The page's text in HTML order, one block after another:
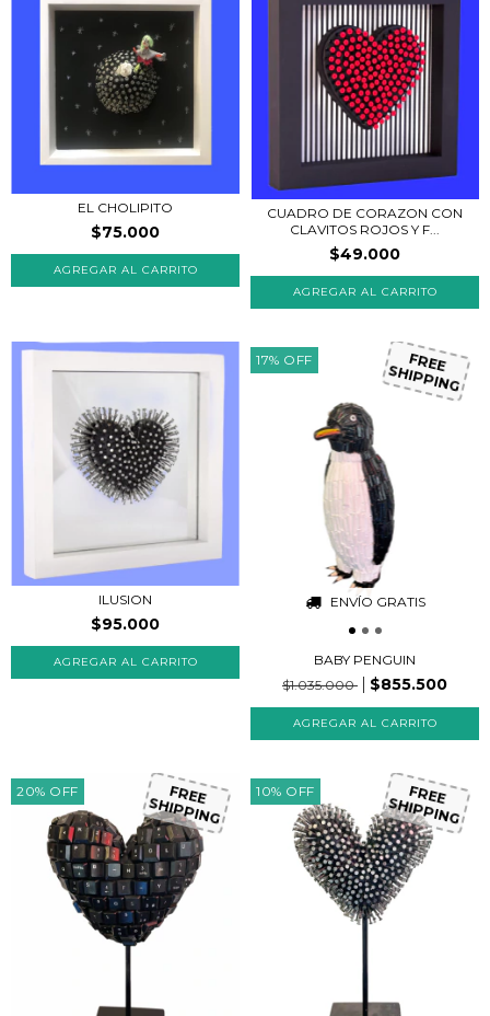
EL CHOLIPITO
$75.000
CUADRO DE CORAZON CON
CLAVITOS ROJOS Y F...
$49.000
AGREGAR AL CARRITO
ILUSION
$95.000
17% OFF
ENVÍO GRATIS
FREE
SHIPPING
BABY PENGUIN
$1.035.000
$855.500
20% OFF FREE
SHIPPING
10% OFF FREE
SHIPPING